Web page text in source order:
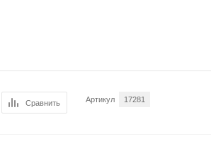
Сравнить Артикул 17281